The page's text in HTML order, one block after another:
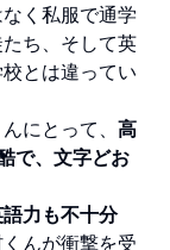
く私服で通学
ち、そして英
とは違ってい
にとって、 高
で、文字どお
力も不十分
んが衝撃を受